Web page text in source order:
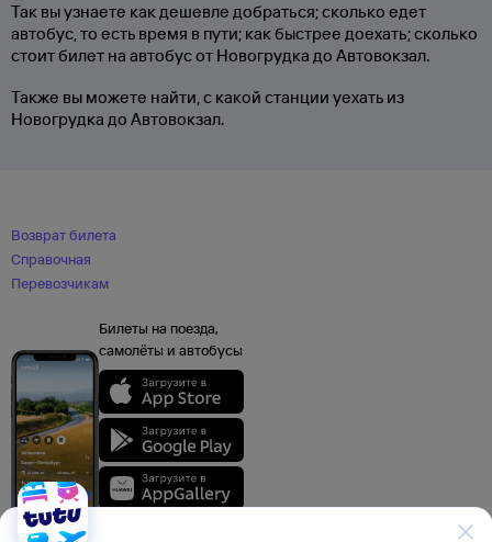
Так вы узнаете как дешевле добраться; сколько едет
автобус, то есть время в пути; как быстрее доехать; сколько
стоит билет на автобус от Новогрудка до Автовокзал.
Также вы можете найти, с какой станции уехать из
Новогрудка до Автовокзал.
Возврат билета
Справочная
Перевозчикам
Билеты на поезда,
самолёты и автобусы